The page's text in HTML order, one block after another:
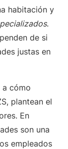
habitación y
.
de si
justas en
a cómo
plantean el
En
son una
empleados